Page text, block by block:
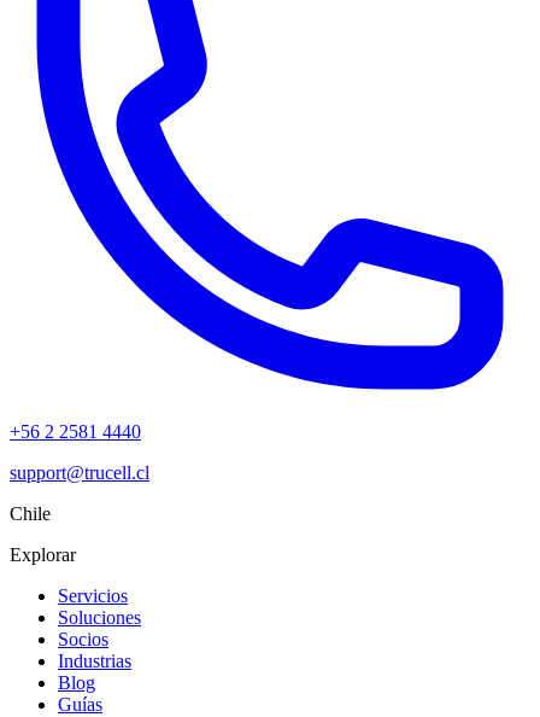
+56 2 2581 4440
support@trucell.cl
Chile
Explorar
Servicios
Soluciones
Socios
Industrias
Blog
Guías